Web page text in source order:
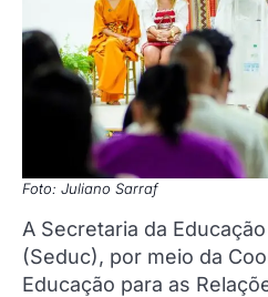
Foto: Juliano Sarraf
A Secretaria da
(Seduc), por meio da
Educação para as